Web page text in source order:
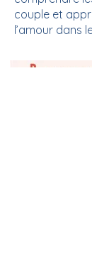
couple et
l’amour dans